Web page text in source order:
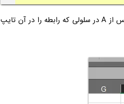
، نتیجه‌ی تابع CHAR محاسبه می‌شود و حرف پس از A در سلولی که رابطه را در آن تایپ